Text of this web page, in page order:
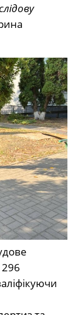
296